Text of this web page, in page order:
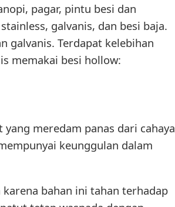
pagar, pintu besi dan
galvanis, dan besi baja.
galvanis. Terdapat kelebihan
memakai besi hollow:
meredam panas dari cahaya
keunggulan dalam
bahan ini tahan terhadap